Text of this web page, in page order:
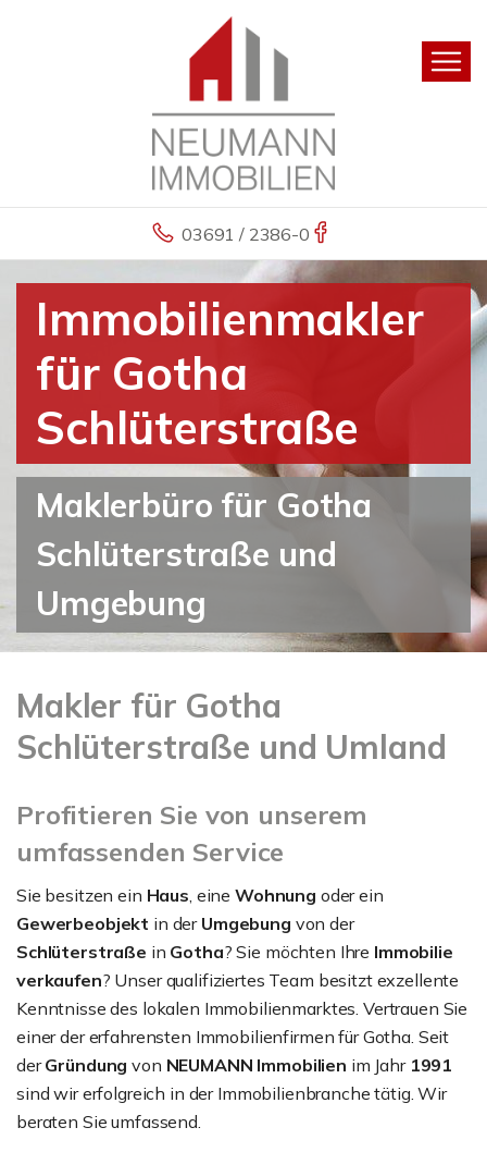
03691 / 2386-0
Immobilienmakler
für Gotha
Schlüterstraße
Maklerbüro für Gotha
Schlüterstraße und
Umgebung
Makler für Gotha
Schlüterstraße und Umland
Profitieren Sie von unserem
umfassenden Service
Sie besitzen ein Haus, eine Wohnung oder ein
Gewerbeobjekt in der Umgebung von der
Schlüterstraße in Gotha? Sie möchten Ihre Immobilie
verkaufen? Unser qualifiziertes Team besitzt exzellente
Kenntnisse des lokalen Immobilienmarktes. Vertrauen Sie
einer der erfahrensten Immobilienfirmen für Gotha. Seit
derGründungvon NEUMANN Immobilien im Jahr 1991
sind wir erfolgreich in der Immobilienbranche tätig. Wir
beraten Sie umfassend.